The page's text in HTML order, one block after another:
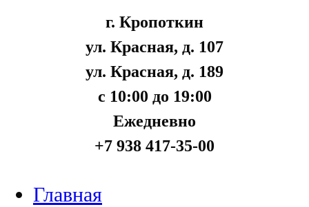
г. Кропоткин
ул. Красная, д. 107
ул. Красная, д. 189
с 10:00 до 19:00
Ежедневно
+7 938 417-35-00
Главная